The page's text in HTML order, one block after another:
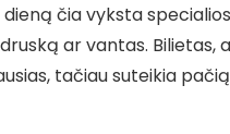
čia vyksta
ar vantas. Bilietas,
tačiau suteikia